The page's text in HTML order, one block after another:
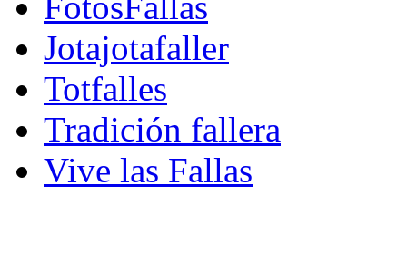
Jotajotafaller
Totfalles
Tradición fallera
Vive las Fallas